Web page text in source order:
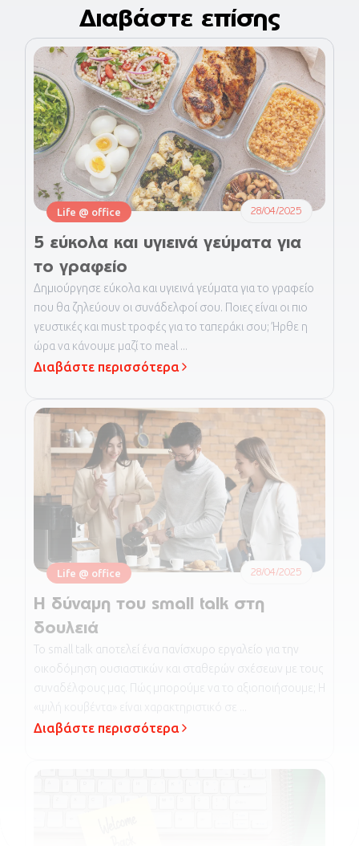
Διαβάστε επίσης
Life @ office 28/04/2025
5 εύκολα και υγιεινά γεύματα για
το γραφείο
Δημιούργησε εύκολα και υγιεινά γεύματα για το γραφείο
που θα ζηλεύουν οι συνάδελφοί σου. Ποιες είναι οι πιο
γευστικές και must τροφές για το ταπεράκι σου; Ήρθε η
ώρα να κάνουμε μαζί το meal ...
Διαβάστε περισσότερα
Life @ office 28/04/2025
Η δύναμη του small talk στη
δουλειά
Το small talk αποτελεί ένα πανίσχυρο εργαλείο για την
οικοδόμηση ουσιαστικών και σταθερών σχέσεων με τους
συναδέλφους μας. Πώς μπορούμε να το αξιοποιήσουμε; Η
Διαβάστε περισσότερα